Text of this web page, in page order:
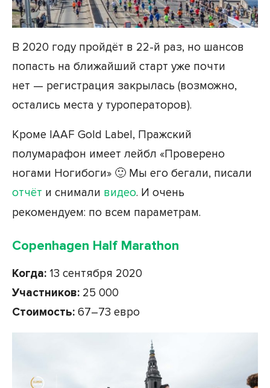
В 2020 году пройдёт в 22-й раз, но шансов
попасть на ближайший старт уже почти
нет — регистрация закрылась (возможно,
остались места у туроператоров).
Кроме IAAF Gold Label, Пражский
полумарафон имеет лейбл «Проверено
ногами Ногибоги» 🙂 Мы его бегали, писали
отчёт и снимали видео. И очень
рекомендуем: по всем параметрам.
Copenhagen Half Marathon
Когда: 13 сентября 2020
Участников: 25 000
Стоимость: 67–73 евро